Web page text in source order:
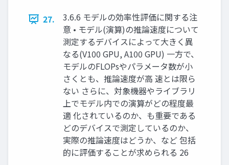
27.
3.6.6 モデルの効率性評価に関する注
意 • モデル(演算)の推論速度について
測定するデバイスによって大きく異
なる(V100 GPU, A100 GPU) 一方で、
モデルのFLOPsやパラメータ数が小
さくとも、推論速度が高 速とは限ら
ない さらに、対象機器やライブラリ
上でモデル内での演算がどの程度最
適 化されているのか、も重要である
どのデバイスで測定しているのか、
実際の推論速度はどうか、など 包括
的に評価することが求められる 26